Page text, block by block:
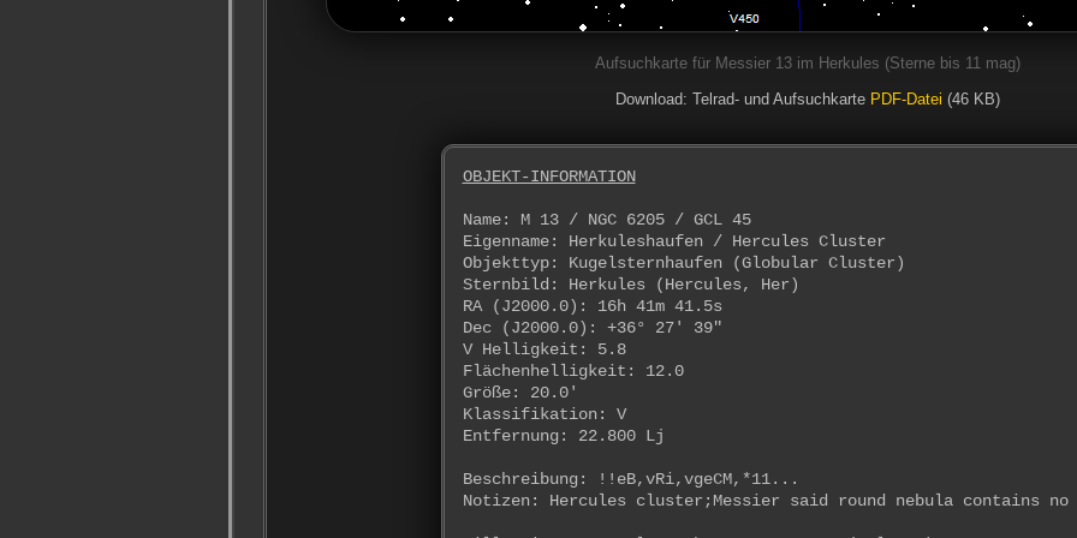
Aufsuchkarte für Messier 13 im Herkules (Sterne bis 11 mag)
Download: Telrad- und Aufsuchkarte PDF-Datei (46 KB)
OBJEKT-INFORMATION
Name: M 13 / NGC 6205 / GCL 45
Eigenname: Herkuleshaufen / Hercules Cluster
Objekttyp: Kugelsternhaufen (Globular Cluster)
Sternbild: Herkules (Hercules, Her)
RA (J2000.0): 16h 41m 41.5s
Dec (J2000.0): +36° 27' 39"
V Helligkeit: 5.8
Flächenhelligkeit: 12.0
Größe: 20.0'
Klassifikation: V
Entfernung: 22.800 Lj
Beschreibung: !!eB,vRi,vgeCM,*11...
Notizen: Hercules cluster;Messier said round nebula contains